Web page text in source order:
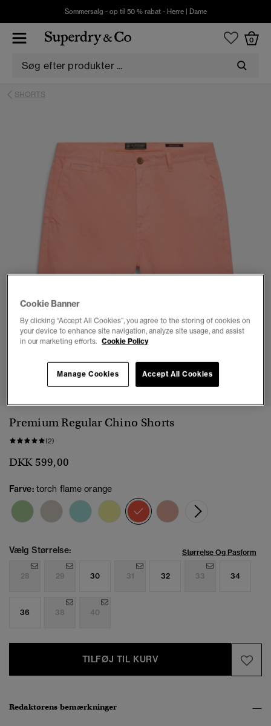
Sommersalg - op til 50 % rabat - Herre| Dame
0
SHORTS
1 2 3 5 6 7
Premium Regular Chino Shorts
(2)
DKK 599,00
Farve: torch flame orange
valgt
Vælg Størrelse: Størrelse Og Pasform
28 29 30 31 32 33 34
36 38 40
TILFØJ TIL KURV
Redaktørens bemærkninger
Cookie Banner
By clicking “Accept All Cookies”, you agree to the storing of cookies on
your device to enhance site navigation, analyze site usage, and assist
in our marketing efforts. Cookie Policy
Accept All Cookies
Manage Cookies